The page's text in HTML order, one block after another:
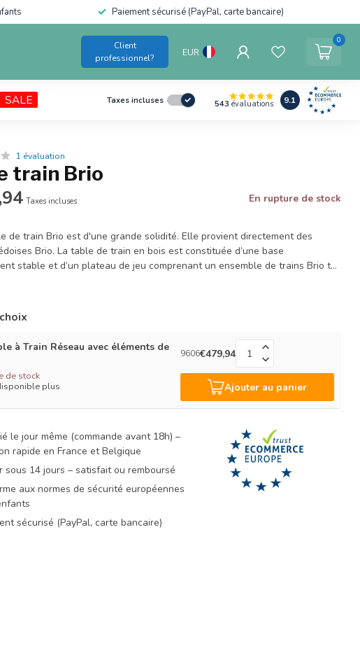
Paiement sécurisé (PayPal, carte bancaire)
Client
professionnel?
EUR
0
SALE Taxes incluses 543 évaluations 9.1
1 évaluation
train Brio
Taxes incluses En rupture de stock
de train Brio est d'une grande solidité. Elle provient directement des
Brio. La table de train en bois est constituée d’une base
stable et d’un plateau de jeu comprenant un ensemble de trains Brio t...
à Train Réseau avec éléments de
de stock
plus
9606€479,94
Ajouter au panier
le jour même (commande avant 18h) –
rapide en France et Belgique
sous 14 jours – satisfait ou remboursé
aux normes de sécurité européennes
sécurisé (PayPal, carte bancaire)